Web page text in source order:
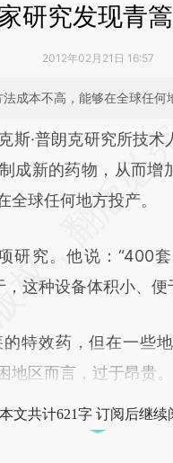
研究发现青
2012年02月21日 16:57
成本不高，能够在全球任何
这段话：本文
偏差。不代表财新观
·普朗克研究所技术
成新的药物，从而增
球任何地方投产。
究。他说：“400
这种设备体积小、便
效药，但在一些地
区而言，过于昂贵。
本文共计621字 订阅后继续